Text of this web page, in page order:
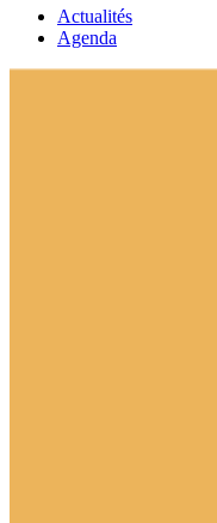
Actualités
Agenda